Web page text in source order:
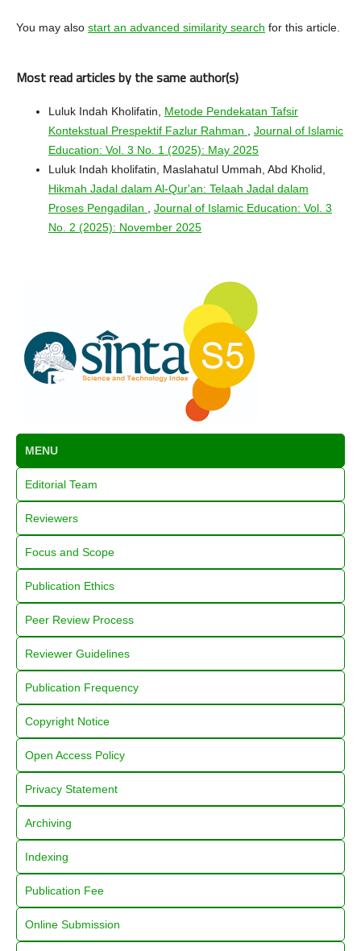
You may also start an advanced similarity search for this article.
Most read articles by the same author(s)
Luluk Indah Kholifatin, Metode Pendekatan Tafsir
Kontekstual Prespektif Fazlur Rahman , Journal of Islamic
Education: Vol. 3 No. 1 (2025): May 2025
Luluk Indah kholifatin, Maslahatul Ummah, Abd Kholid,
Hikmah Jadal dalam Al-Qur'an: Telaah Jadal dalam
Proses Pengadilan , Journal of Islamic Education: Vol. 3
No. 2 (2025): November 2025
MENU
Editorial Team
Reviewers
Focus and Scope
Publication Ethics
Peer Review Process
Reviewer Guidelines
Publication Frequency
Copyright Notice
Open Access Policy
Privacy Statement
Archiving
Indexing
Publication Fee
Online Submission